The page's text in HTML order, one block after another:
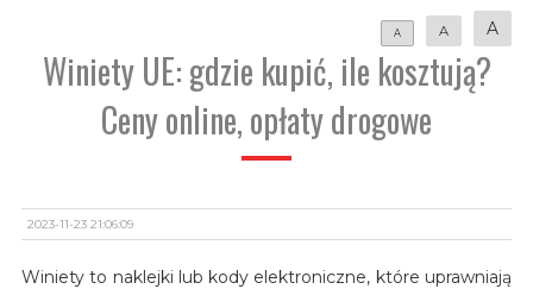
A A A
Winiety UE: gdzie kupić, ile kosztują?
Ceny online, opłaty drogowe
2023-11-23 21:06:09
Winiety to naklejki lub kody elektroniczne, które uprawniają